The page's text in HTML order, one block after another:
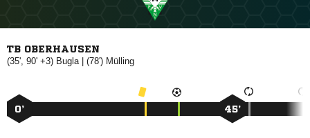
TB OBERHAUSEN
(35', 90' +3) | (78') 
0’ 45’